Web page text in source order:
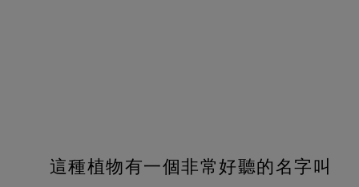
這種植物有一個非常好聽的名字叫